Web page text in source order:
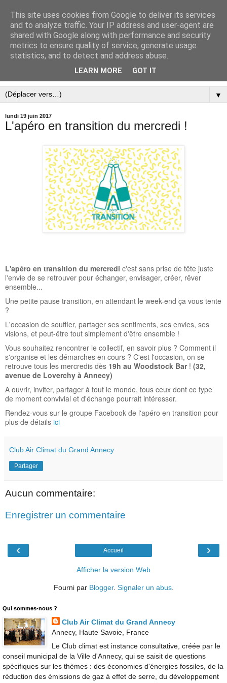
▼
lundi 19 juin 2017
L'apéro en transition du mercredi !
L'apéro en transition du mercredi c'est sans prise de tête juste
l'envie de se retrouver pour échanger, envisager, créer, rêver
ensemble...
Une petite pause transition, en attendant le week-end ça vous tente
?
L'occasion de souffler, partager ses sentiments, ses envies, ses
visions, et peut-être tout simplement d'être ensemble !
Vous souhaitez rencontrer le collectif, en savoir plus ? Comment il
s'organise et les démarches en cours ? C'est l'occasion, on se
retrouve tous les mercredis dès 19h au Woodstock Bar! (32,
avenue de Loverchy à Annecy)
A ouvrir, inviter, partager à tout le monde, tous ceux dont ce type
de moment convivial et d'échange pourrait intéresser.
Rendez-vous sur le groupe Facebook de l'apéro en transition pour
plus de détails ici
Club Air Climat du Grand Annecy
Partager
Aucun commentaire:
Enregistrer un commentaire
‹ ›
Accueil
Afficher la version Web
Fourni par Blogger. Signaler un abus.
Qui sommes-nous ?
Club Air Climat du Grand Annecy
Annecy, Haute Savoie, France
Le Club climat est instance consultative, créée par le
conseil municipal de la Ville d'Annecy, qui se saisit de questions
spécifiques sur les thèmes : des économies d'énergies fossiles, de la
réduction des émissions de gaz à effet de serre, du développement
This site uses cookies from Google to deliver its services
and to analyze traffic. Your IP address and user-agent are
shared with Google along with performance and security
metrics to ensure quality of service, generate usage
statistics, and to detect and address abuse.
LEARN MORE GOT IT